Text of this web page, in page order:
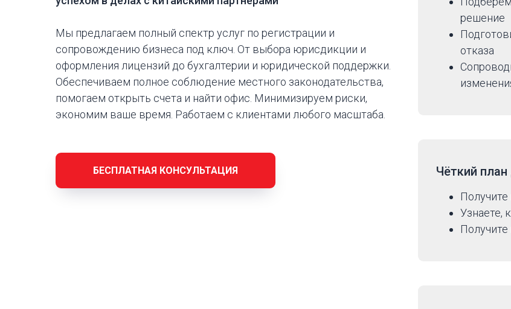
Мы предлагаем полный спектр услуг по регистрации и
сопровождению бизнеса под ключ. От выбора юрисдикции и
оформления лицензий до бухгалтерии и юридической поддержки.
Обеспечиваем полное соблюдение местного законодательства,
помогаем открыть счета и найти офис. Минимизируем риски,
экономим ваше время. Работаем с клиентами любого масштаба.
БЕСПЛАТНАЯ КОНСУЛЬТАЦИЯ
решение
отказа
Чёткий план
Узнаете,